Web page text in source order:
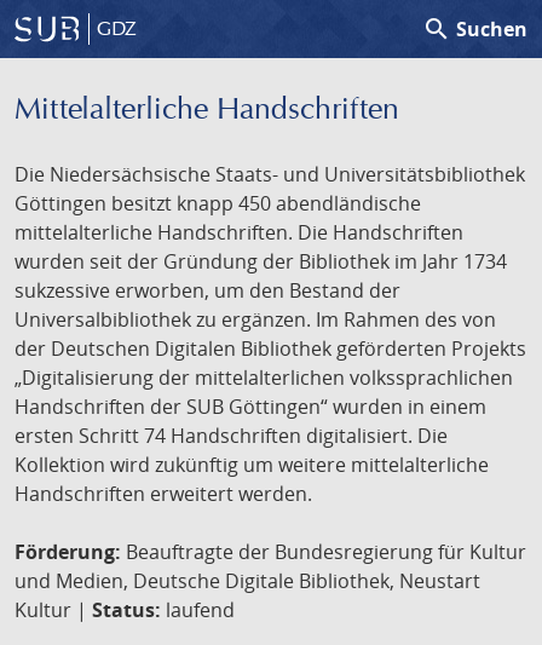
GDZ search Suchen
Mittelalterliche Handschriften
Die Niedersächsische Staats- und Universitätsbibliothek
Göttingen besitzt knapp 450 abendländische
mittelalterliche Handschriften. Die Handschriften
wurden seit der Gründung der Bibliothek im Jahr 1734
sukzessive erworben, um den Bestand der
Universalbibliothek zu ergänzen. Im Rahmen des von
der Deutschen Digitalen Bibliothek geförderten Projekts
„Digitalisierung der mittelalterlichen volkssprachlichen
Handschriften der SUB Göttingen“ wurden in einem
ersten Schritt 74 Handschriften digitalisiert. Die
Kollektion wird zukünftig um weitere mittelalterliche
Handschriften erweitert werden.
Förderung: Beauftragte der Bundesregierung für Kultur
und Medien, Deutsche Digitale Bibliothek, Neustart
Kultur | Status: laufend